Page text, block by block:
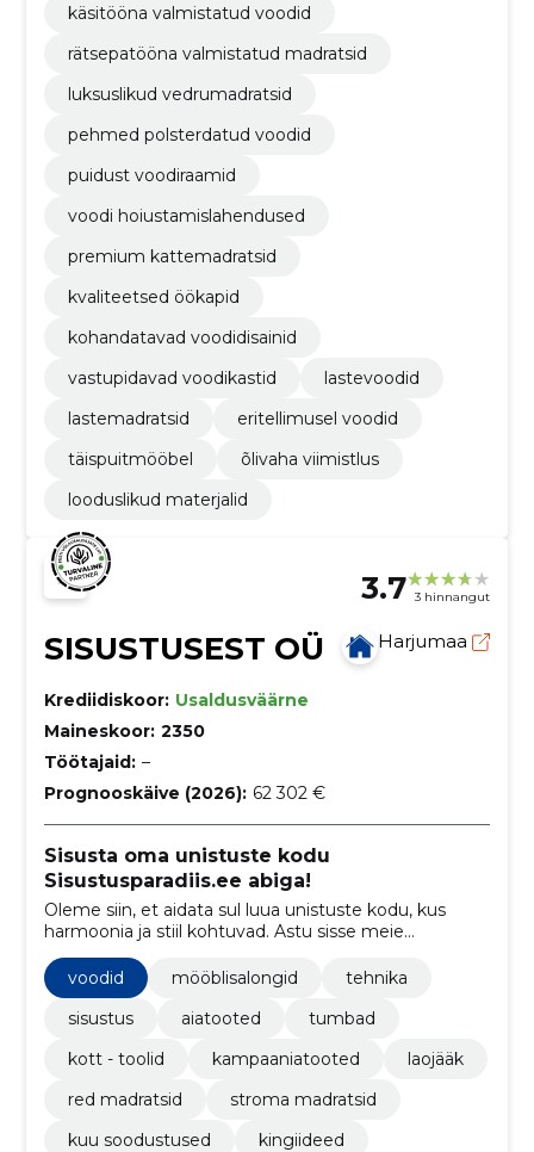
käsitööna valmistatud voodid
rätsepatööna valmistatud madratsid
luksuslikud vedrumadratsid
pehmed polsterdatud voodid
puidust voodiraamid
voodi hoiustamislahendused
premium kattemadratsid
kvaliteetsed öökapid
kohandatavad voodidisainid
vastupidavad voodikastid
lastevoodid
lastemadratsid
eritellimusel voodid
täispuitmööbel
õlivaha viimistlus
looduslikud materjalid
3.7 3 hinnangut
SISUSTUSEST OÜ Harjumaa
Krediidiskoor: Usaldusväärne
Maineskoor: 2350
Töötajaid: –
Prognooskäive (2026): 62 302 €
Sisusta oma unistuste kodu
Sisustusparadiis.ee abiga!
Oleme siin, et aidata sul luua unistuste kodu, kus
harmoonia ja stiil kohtuvad. Astu sisse meie
Sisustusparadiisi ja naudi kaunist ja mugavat
elukeskkonda!
voodid mööblisalongid
tehnika
sisustus
aiatooted
tumbad
kott - toolid
kampaaniatooted
laojääk
red madratsid
stroma madratsid
kuu soodustused
kingiideed